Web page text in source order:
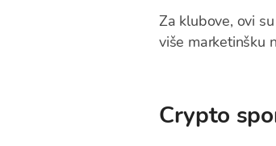
Za klubove, ovi
više marketinšku
Crypto